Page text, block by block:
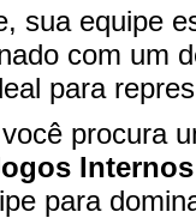
sua equipe
com um
para
procura
Internos
para